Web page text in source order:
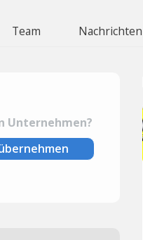
Team Nachrichten
Unternehmen?